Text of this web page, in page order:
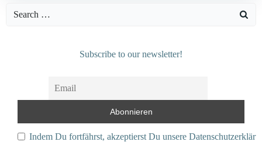
Search
Subscribe to our newsletter!
Indem Du fortfährst, akzeptierst Du unsere